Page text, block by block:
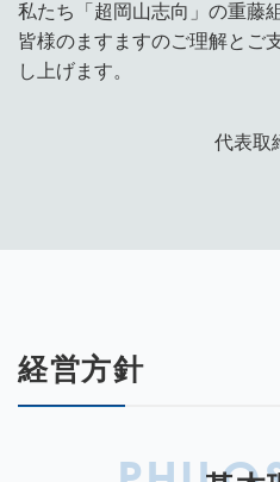
私たち「超岡山志向」の重藤
皆様のますますのご理解とご
し上げます。
代表取
経営方針